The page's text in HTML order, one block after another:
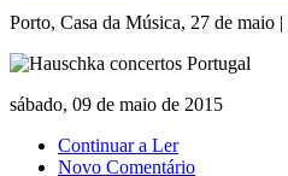
Porto, Casa da Música, 27 de maio
sábado, 09 de maio de 2015
Continuar a Ler
Novo Comentário